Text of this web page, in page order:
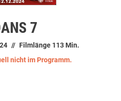
7
Filmlänge 113 Min.
nicht im Programm.